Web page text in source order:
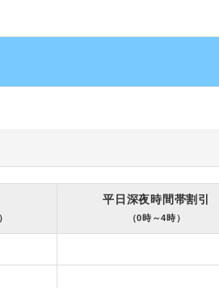
平日深夜時間帯割引
（0時～4時）